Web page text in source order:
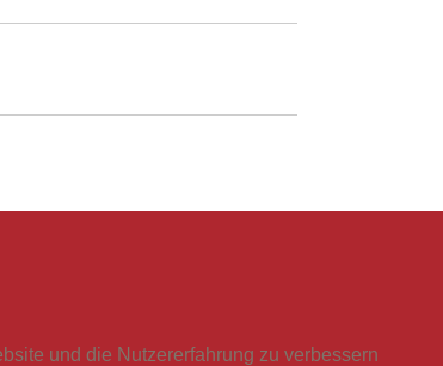
und die Nutzererfahrung zu verbessern